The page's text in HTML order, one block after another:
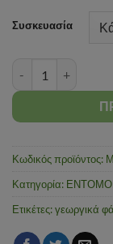
Συσκευασία
Κωδικός προϊόντος:
Κατηγορία:
Ετικέτες:γεωργικά